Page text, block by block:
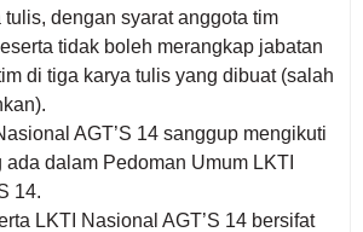
dengan syarat anggota tim
tidak boleh merangkap jabatan
di tiga karya tulis yang dibuat (salah
AGT’S 14 sanggup mengikuti
ada dalam Pedoman Umum LKTI
14.
LKTI Nasional AGT’S 14 bersifat